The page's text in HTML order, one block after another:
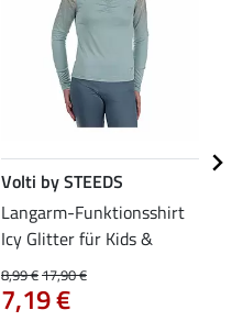
Volti by STEEDS
Langarm-Funktionsshirt
Icy Glitter für Kids &
Teens
8,99 €17,90 €
7,19 €